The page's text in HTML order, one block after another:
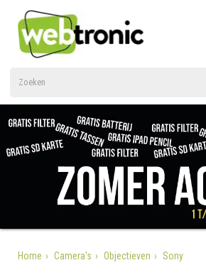
Home Camera's Objectieven Sony